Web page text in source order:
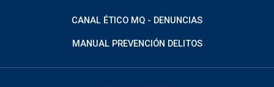
CANAL ÉTICO MQ - DENUNCIAS
MANUAL PREVENCIÓN DELITOS